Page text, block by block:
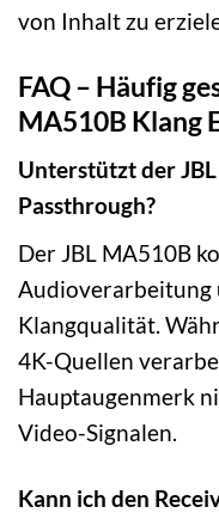
von Inhalt zu
FAQ – Häufig
MA510B Klang
Unterstützt der
Passthrough?
Der JBL MA510B
Audioverarbeitung
Klangqualität.
4K-Quellen
Hauptaugenmerk
Video-Signalen.
Kann ich den